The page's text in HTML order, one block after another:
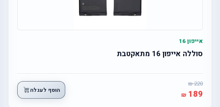
אייפון 16
סוללה אייפון 16 מתאקטבת
220
189 הוסף לעגלה